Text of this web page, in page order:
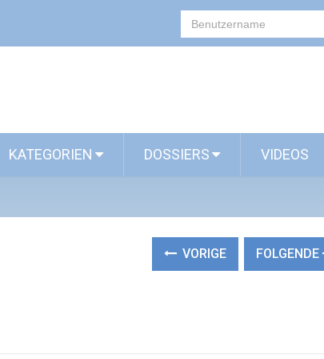
KATEGORIEN DOSSIERS VIDEOS
VORIGE FOLGENDE